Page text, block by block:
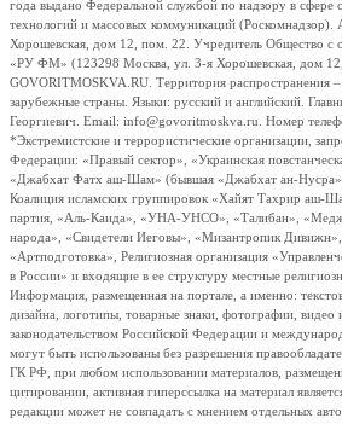
года выдано Федеральной службой по надзору в сфере
технологий и массовых коммуникаций
Хорошевская, дом 12, пом. 22. Учредитель Общество с
«РУ ФМ» (123298 Москва, ул. 3-я Хорошевская, дом
GOVORITMOSKVA.RU. Территория распространения
зарубежные страны. Языки: русский и английский.
Георгиевич. Email: info@govoritmoskva.ru. Номер
*Экстремистские и террористические организации,
Федерации: «Правый сектор», «Украинская
«Джабхат Фатх аш-Шам» (бывшая «Джабхат ан-
Коалиция исламских группировок «Хайят Тахрир аш-
партия, «Аль-Каида», «УНА-УНСО», «Талибан»,
народа», «Свидетели Иеговы», «Мизантропик Дивижн»,
«Артподготовка», Религиозная организация
в России» и входящие в ее структуру местные
Информация, размещенная на портале, а именно:
дизайна, логотипы, товарные знаки, фотографии, видео
законодательством Российской Федерации и
могут быть использованы без разрешения
ГК РФ, при любом использовании материалов,
цитировании, активная гиперссылка на материал
редакции может не совпадать с мнением отдельных